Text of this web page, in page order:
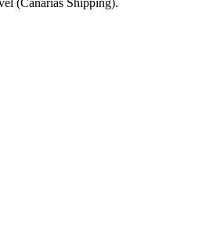
(Canarias Shipping).